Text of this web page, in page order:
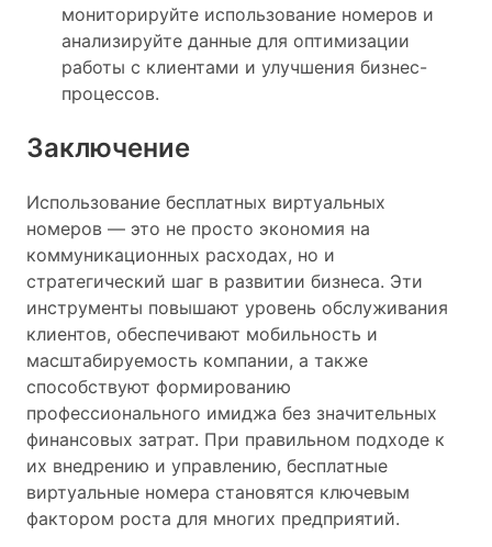
мониторируйте использование номеров и
анализируйте данные для оптимизации
работы с клиентами и улучшения бизнес-
процессов.
Заключение
Использование бесплатных виртуальных
номеров — это не просто экономия на
коммуникационных расходах, но и
стратегический шаг в развитии бизнеса. Эти
инструменты повышают уровень обслуживания
клиентов, обеспечивают мобильность и
масштабируемость компании, а также
способствуют формированию
профессионального имиджа без значительных
финансовых затрат. При правильном подходе к
их внедрению и управлению, бесплатные
виртуальные номера становятся ключевым
фактором роста для многих предприятий.